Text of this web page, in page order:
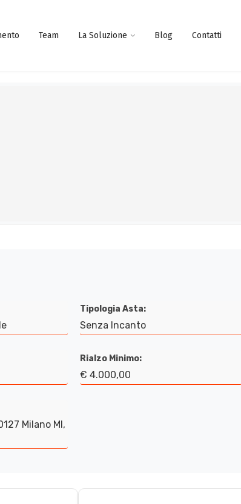
Team La Soluzione Blog Contatti
Tipologia Asta:
Senza Incanto
Rialzo Minimo:
€ 4.000,00
Milano MI,